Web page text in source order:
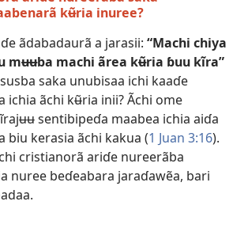
kʉ̃ria inuree?
ãdabadaurã a jarasii: “Machi chiya
mʉʉba machi ãrea kʉ̃ria ɓuu kĩra”
saka unubisaa ichi kaaɗe
ichia ãchi kʉ̃ria inii? Ãchi ome
sentibipeɗa maabea ichia aiɗa
biu kerasia ãchi kakua (1 Juan 3:16).
cristianorã ariɗe nureerãba
nuree beɗeabara jaraɗawẽa, bari